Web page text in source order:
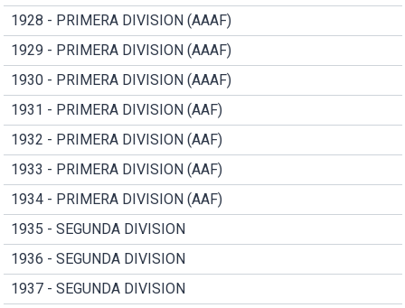
1928 - PRIMERA DIVISION (AAAF)
1929 - PRIMERA DIVISION (AAAF)
1930 - PRIMERA DIVISION (AAAF)
1931 - PRIMERA DIVISION (AAF)
1932 - PRIMERA DIVISION (AAF)
1933 - PRIMERA DIVISION (AAF)
1934 - PRIMERA DIVISION (AAF)
1935 - SEGUNDA DIVISION
1936 - SEGUNDA DIVISION
1937 - SEGUNDA DIVISION